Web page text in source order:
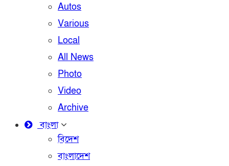
Autos
Various
Local
All News
Photo
Video
Archive
বাংলা
বিদেশ
বাংলাদেশ